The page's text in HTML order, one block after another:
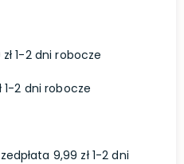
1-2 dni robocze
1-2 dni robocze
9,99 zł 1-2 dni